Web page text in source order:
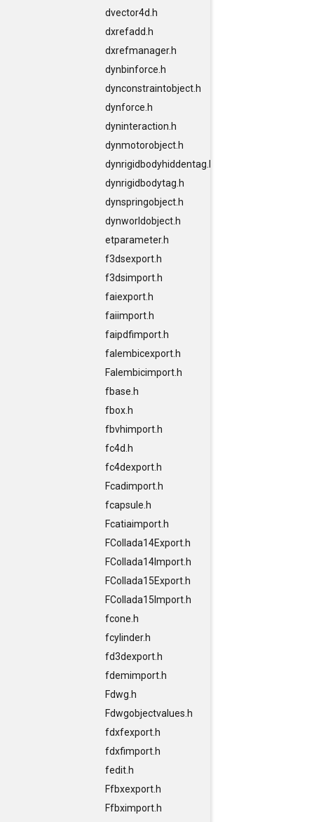
dvector4d.h
dxrefadd.h
dxrefmanager.h
dynbinforce.h
dynconstraintobject.h
dynforce.h
dyninteraction.h
dynmotorobject.h
dynrigidbodyhiddentag.h
dynrigidbodytag.h
dynspringobject.h
dynworldobject.h
etparameter.h
f3dsexport.h
f3dsimport.h
faiexport.h
faiimport.h
faipdfimport.h
falembicexport.h
Falembicimport.h
fbase.h
fbox.h
fbvhimport.h
fc4d.h
fc4dexport.h
Fcadimport.h
fcapsule.h
Fcatiaimport.h
FCollada14Export.h
FCollada14Import.h
FCollada15Export.h
FCollada15Import.h
fcone.h
fcylinder.h
fd3dexport.h
fdemimport.h
Fdwg.h
Fdwgobjectvalues.h
fdxfexport.h
fdxfimport.h
fedit.h
Ffbxexport.h
Ffbximport.h